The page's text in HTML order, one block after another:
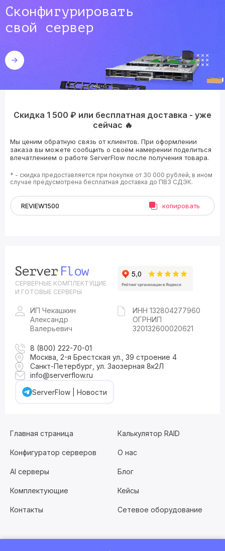
Сконфигурировать
свой сервер
Скидка 1 500 ₽ или бесплатная доставка - уже
сейчас 🔥
Мы ценим обратную связь от клиентов. При оформлении
заказа вы можете сообщить о своём намерении поделиться
впечатлением о работе ServerFlow после получения товара.
* - скидка предоставляется при покупке от 30 000 рублей, в ином
случае предусмотрена бесплатная доставка до ПВЗ СДЭК.
копировать
СЕРВЕРНЫЕ КОМПЛЕКТУЩИЕ
И ГОТОВЫЕ СЕРВЕРЫ
ИП Чекашкин
Александр
Валерьевич
ИНН 132804277960
ОГРНИП
320132600020621
8 (800) 222-70-01
Москва, 2-я Брестская ул., 39 строение 4
Санкт-Петербург, ул. Заозерная 8к2Л
info@serverflow.ru
ServerFlow | Новости
Главная страница Калькулятор RAID
Конфигуратор серверов О нас
AI серверы Блог
Комплектующие Кейсы
Контакты Сетевое оборудование